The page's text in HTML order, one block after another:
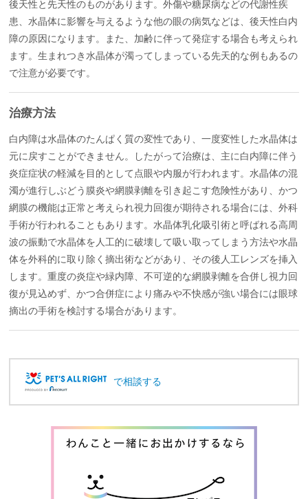
後天性と先天性のものがあります。外傷や糖尿病などの代謝性疾
患、水晶体に影響を与えるような他の眼の病気などは、後天性白内
障の原因になります。また、加齢に伴って発症する場合も考えられ
ます。生まれつき水晶体が濁ってしまっている先天的な例もあるの
で注意が必要です。
治療方法
白内障は水晶体のたんぱく質の変性であり、一度変性した水晶体は
元に戻すことができません。したがって治療は、主に白内障に伴う
炎症症状の軽減を目的として点眼や内服が行われます。水晶体の混
濁が進行しぶどう膜炎や網膜剥離を引き起こす危険性があり、かつ
網膜の機能は正常と考えられ視力回復が期待される場合には、外科
手術が行われることもあります。水晶体乳化吸引術と呼ばれる高周
波の振動で水晶体を人工的に破壊して吸い取ってしまう方法や水晶
体を外科的に取り除く摘出術などがあり、その後人工レンズを挿入
します。重度の炎症や緑内障、不可逆的な網膜剥離を合併し視力回
復が見込めず、かつ合併症により痛みや不快感が強い場合には眼球
摘出の手術を検討する場合があります。
で相談する